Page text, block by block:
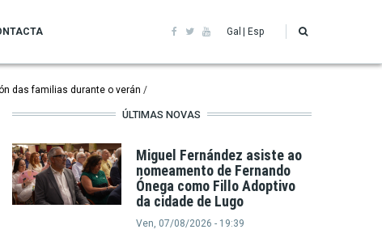
Gal Esp
das familias durante o verán
ÚLTIMAS NOVAS
Miguel Fernández asiste ao
nomeamento de Fernando
Ónega como Fillo Adoptivo
da cidade de Lugo
Ven, 07/08/2026 - 19:39